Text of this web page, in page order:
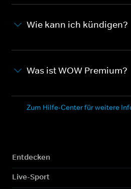
Wie kann ich kündigen?
Was ist WOW Premium?
Zum Hilfe-Center für weitere
Entdecken
Live-Sport